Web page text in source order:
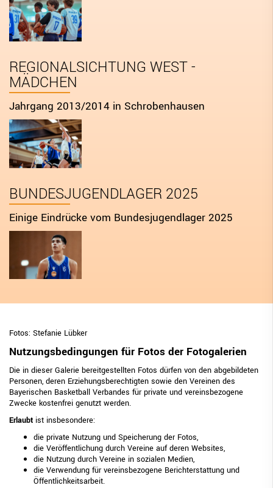
REGIONALSICHTUNG WEST -
MÄDCHEN
Jahrgang 2013/2014 in Schrobenhausen
BUNDESJUGENDLAGER 2025
Einige Eindrücke vom Bundesjugendlager 2025
Fotos: Stefanie Lübker
Nutzungsbedingungen für Fotos der Fotogalerien
Die in dieser Galerie bereitgestellten Fotos dürfen von den abgebildeten
Personen, deren Erziehungsberechtigten sowie den Vereinen des
Bayerischen Basketball Verbandes für private und vereinsbezogene
Zwecke kostenfrei genutzt werden.
Erlaubt ist insbesondere:
die private Nutzung und Speicherung der Fotos,
die Veröffentlichung durch Vereine auf deren Websites,
die Nutzung durch Vereine in sozialen Medien,
die Verwendung für vereinsbezogene Berichterstattung und
Öffentlichkeitsarbeit.
DIGITAL SCORE SHEET
STRUKTURREFORM